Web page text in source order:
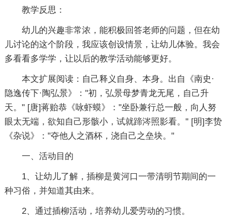
教学反思：
幼儿的兴趣非常浓，能积极回答老师的问题，但在幼
儿讨论的这个阶段，我应该创设情景，让幼儿体验。我会
多看看多学学，让以后的教学活动能够更好。
本文扩展阅读：自己释义自身、本身。出自《南史·
隐逸传下·陶弘景》："初，弘景母梦青龙无尾，自己升
天。" [唐]蒋贻恭《咏虾蟆》："坐卧兼行总一般，向人努
眼太无端，欲知自己形骸小，试就蹄涔照影看。" [明]李贽
《杂说》："夺他人之酒杯，浇自己之垒块。"
一、活动目的
1、让幼儿了解，插柳是黄河口一带清明节期间的一
种习俗，并知道其由来。
2、通过插柳活动，培养幼儿爱劳动的习惯。